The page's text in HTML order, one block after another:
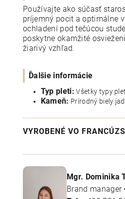
Používajte ako súčasť
príjemný pocit a optimálne
ochladení pod tečúcou
poskytne okamžité
žiarivý vzhľad.
Ďalšie informácie
Typ pleti: Všetky typy
Kameň: Prírodný biely
VYROBENÉ VO
Mgr. Dominika
Brand manager •